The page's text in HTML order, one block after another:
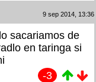
9 sep 2014, 13:36
sacariamos de
en taringa si
-3